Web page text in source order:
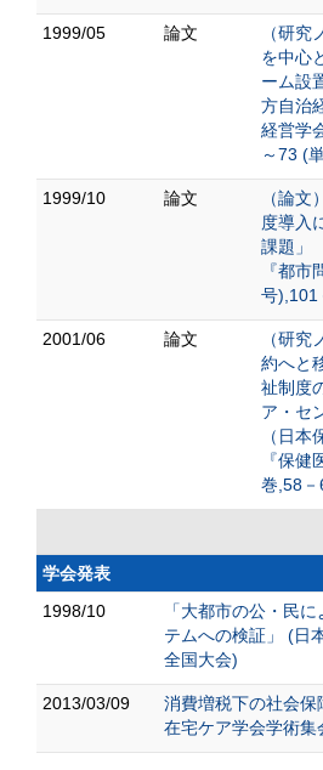
1999/05 論文
（研
を中心
ーム設
方自治
経営学
～73 (
1999/10 論文
（論
度導入
課題」
『都市
号),101
2001/06 論文
（研
約へと
祉制度
ア・セ
（日本
『保
巻,58
学会発表
1998/10
「大都市の公・民
テムへの検証」 (日
全国大会)
2013/03/09
消費増税下の社会
在宅ケア学会学術集